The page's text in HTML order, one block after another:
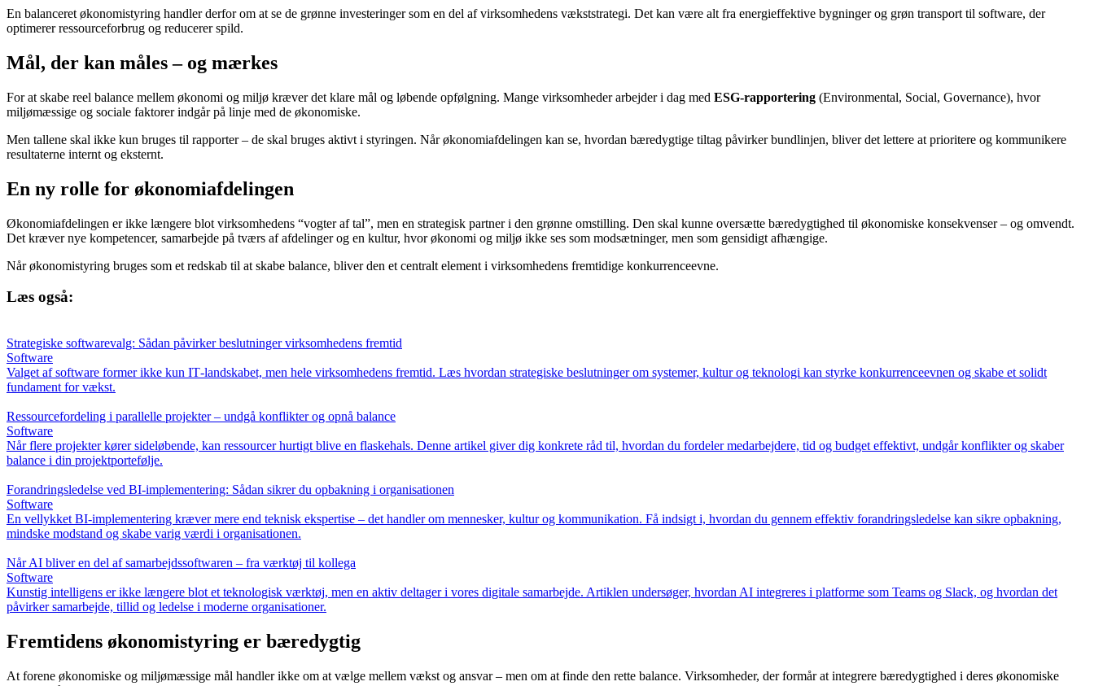
En balanceret økonomistyring handler derfor om at se de grønne investeringer som en del af virksomhedens vækststrategi. Det kan være alt fra energieffektive bygninger og grøn transport til software, der
optimerer ressourceforbrug og reducerer spild.
Mål, der kan måles – og mærkes
For at skabe reel balance mellem økonomi og miljø kræver det klare mål og løbende opfølgning. Mange virksomheder arbejder i dag med ESG-rapportering (Environmental, Social, Governance), hvor
miljømæssige og sociale faktorer indgår på linje med de økonomiske.
Men tallene skal ikke kun bruges til rapporter – de skal bruges aktivt i styringen. Når økonomiafdelingen kan se, hvordan bæredygtige tiltag påvirker bundlinjen, bliver det lettere at prioritere og kommunikere
resultaterne internt og eksternt.
En ny rolle for økonomiafdelingen
Økonomiafdelingen er ikke længere blot virksomhedens “vogter af tal”, men en strategisk partner i den grønne omstilling. Den skal kunne oversætte bæredygtighed til økonomiske konsekvenser – og omvendt.
Det kræver nye kompetencer, samarbejde på tværs af afdelinger og en kultur, hvor økonomi og miljø ikke ses som modsætninger, men som gensidigt afhængige.
Når økonomistyring bruges som et redskab til at skabe balance, bliver den et centralt element i virksomhedens fremtidige konkurrenceevne.
Læs også:
Strategiske softwarevalg: Sådan påvirker beslutninger virksomhedens fremtid
Software
Valget af software former ikke kun IT‑landskabet, men hele virksomhedens fremtid. Læs hvordan strategiske beslutninger om systemer, kultur og teknologi kan styrke konkurrenceevnen og skabe et solidt
fundament for vækst.
Ressourcefordeling i parallelle projekter – undgå konflikter og opnå balance
Software
Når flere projekter kører sideløbende, kan ressourcer hurtigt blive en flaskehals. Denne artikel giver dig konkrete råd til, hvordan du fordeler medarbejdere, tid og budget effektivt, undgår konflikter og skaber
balance i din projektportefølje.
Forandringsledelse ved BI-implementering: Sådan sikrer du opbakning i organisationen
Software
En vellykket BI-implementering kræver mere end teknisk ekspertise – det handler om mennesker, kultur og kommunikation. Få indsigt i, hvordan du gennem effektiv forandringsledelse kan sikre opbakning,
mindske modstand og skabe varig værdi i organisationen.
Når AI bliver en del af samarbejdssoftwaren – fra værktøj til kollega
Software
Kunstig intelligens er ikke længere blot et teknologisk værktøj, men en aktiv deltager i vores digitale samarbejde. Artiklen undersøger, hvordan AI integreres i platforme som Teams og Slack, og hvordan det
påvirker samarbejde, tillid og ledelse i moderne organisationer.
Fremtidens økonomistyring er bæredygtig
At forene økonomiske og miljømæssige mål handler ikke om at vælge mellem vækst og ansvar – men om at finde den rette balance. Virksomheder, der formår at integrere bæredygtighed i deres økonomiske